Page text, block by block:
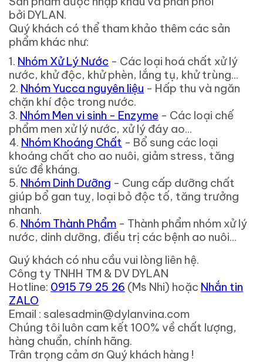
bởi DYLAN.
Quý khách có thể tham khảo thêm các sản
phẩm khác như:
1. Nhóm Xử Lý Nước - Các loại hoá chất xử lý
nước, khử độc, khử phèn, lắng tụ, khử trùng...
2. Nhóm Yucca nguyên liệu - Hấp thu và ngăn
chặn khí độc trong nước.
3. Nhóm Men vi sinh - Enzyme - Các loại chế
phẩm men xử lý nước, xử lý đáy ao...
4. Nhóm Khoáng Chất - Bổ sung các loại
khoáng chất cho ao nuôi, giảm stress, tăng
sức đề kháng.
5. Nhóm Dinh Dưỡng - Cung cấp dưỡng chất
giúp bổ gan tuỵ, loại bỏ độc tố, tăng trưởng
nhanh.
6. Nhóm Thành Phẩm - Thành phẩm nhóm xử lý
nước, dinh dưỡng, điều trị các bệnh ao nuôi...
Quý khách có nhu cầu vui lòng liên hệ.
Công ty TNHH TM & DV DYLAN
Hotline: 0915 79 25 26 (Ms Nhi) hoặc Nhắn tin
ZALO
Email : salesadmin@dylanvina.com
Chúng tôi luôn cam kết 100% về chất lượng,
hàng chuẩn, chính hãng.
Trân trọng cảm ơn Quý khách hàng !